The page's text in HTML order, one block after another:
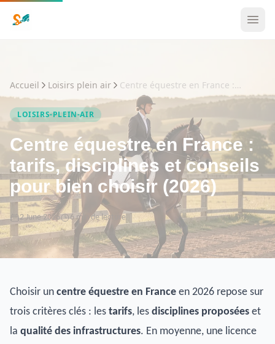
Accueil Loisirs plein air Centre équestre en France : tarifs, disciplines et conseils pour bien choisir (2026)
LOISIRS-PLEIN-AIR
Centre équestre en France :
tarifs, disciplines et conseils
pour bien choisir (2026)
2 June 2026 6 min de lecture
Choisir un centre équestre en France en 2026 repose sur
trois critères clés : les tarifs, les disciplines proposées et
la qualité des infrastructures. En moyenne, une licence